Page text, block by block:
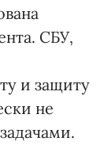
СБУ,
и защиту
не